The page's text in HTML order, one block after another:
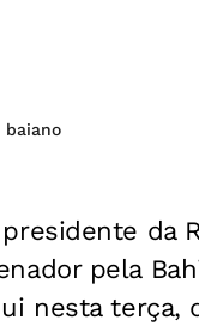
baiano
da
pela
nesta terça,